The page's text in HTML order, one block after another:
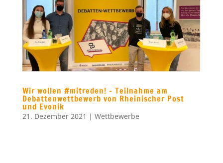
Wir wollen #mitreden! – Teilnahme am
Debattenwettbewerb von Rheinischer Post
und Evonik
21. Dezember 2021 | Wettbewerbe